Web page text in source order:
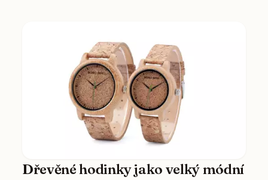
Dřevěné hodinky jako velký módní